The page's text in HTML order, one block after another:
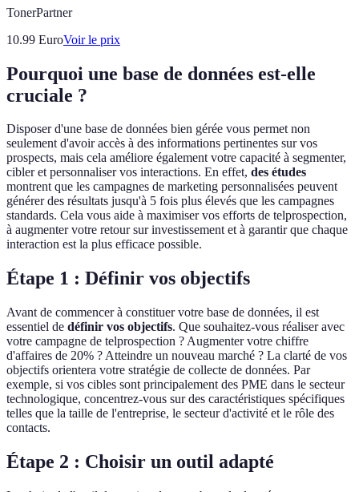
TonerPartner
10.99 EuroVoir le prix
Pourquoi une base de données est-elle
cruciale ?
Disposer d'une base de données bien gérée vous permet non
seulement d'avoir accès à des informations pertinentes sur vos
prospects, mais cela améliore également votre capacité à segmenter,
cibler et personnaliser vos interactions. En effet, des études
montrent que les campagnes de marketing personnalisées peuvent
générer des résultats jusqu'à 5 fois plus élevés que les campagnes
standards. Cela vous aide à maximiser vos efforts de telprospection,
à augmenter votre retour sur investissement et à garantir que chaque
interaction est la plus efficace possible.
Étape 1 : Définir vos objectifs
Avant de commencer à constituer votre base de données, il est
essentiel de définir vos objectifs. Que souhaitez-vous réaliser avec
votre campagne de telprospection ? Augmenter votre chiffre
d'affaires de 20% ? Atteindre un nouveau marché ? La clarté de vos
objectifs orientera votre stratégie de collecte de données. Par
exemple, si vos cibles sont principalement des PME dans le secteur
technologique, concentrez-vous sur des caractéristiques spécifiques
telles que la taille de l'entreprise, le secteur d'activité et le rôle des
contacts.
Étape 2 : Choisir un outil adapté